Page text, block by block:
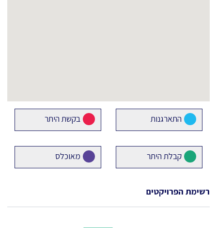
התארגנות בקשת היתר
קבלת היתר מאוכלס
רשימת הפרויקטים